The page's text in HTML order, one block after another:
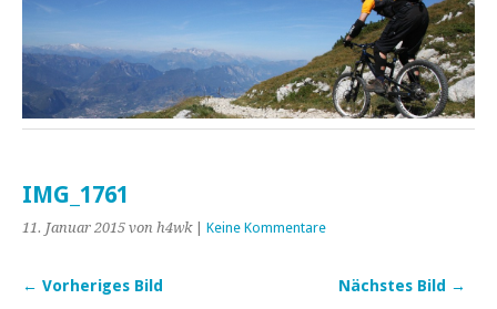
IMG_1761
11. Januar 2015 von h4wk| Keine Kommentare
← Vorheriges Bild Nächstes Bild →